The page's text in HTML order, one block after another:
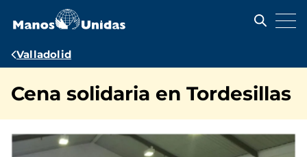
contenido
Ruta
navegación
Valladolid
Cena solidaria en Tordesillas